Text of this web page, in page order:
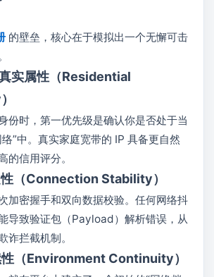
的壁垒，核心在于模拟出一个无懈可击
实属性（Residential
份时，第一优先级是确认你是否处于当
”中。真实家庭宽带的 IP 具备更自然
的信用评分。
（Connection Stability）
加密握手和双向数据校验。任何网络抖
导致验证包（Payload）解析错误，从
诈拦截机制。
性（Environment Continuity）